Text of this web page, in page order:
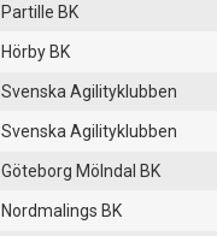
Partille BK
Hörby BK
Svenska Agilityklubben
Svenska Agilityklubben
Göteborg Mölndal BK
Nordmalings BK